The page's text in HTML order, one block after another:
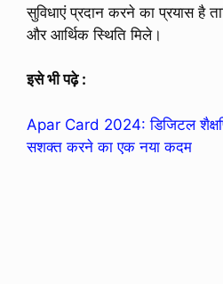
सुविधाएं प्रदान करने का प्रयास है
और आर्थिक स्थिति मिले।
इसे भी पढ़े :
Apar Card 2024: डिजिटल
सशक्त करने का एक नया कदम